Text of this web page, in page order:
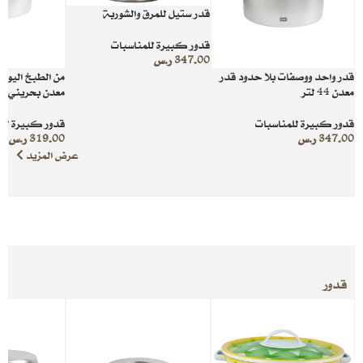
قدر واحد ووصفات بلا حدود قدر
معدن 44 لتر
قدور كبيرة للمناسبات
347.00ر.س
قدر ستيل للمرق والشوربة
قدور كبيرة للمناسبات
347.00 ر.س
من الطبخ
معدن بحريني بسعة
قدور كبيرة
319.00ر.س
عرض المزيد
قدور